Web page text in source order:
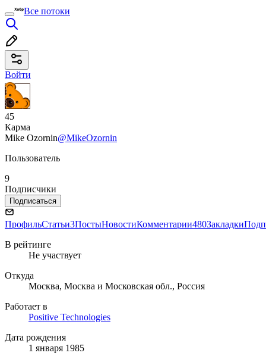
Все потоки
Войти
45
Карма
Mike Ozornin@MikeOzornin
Пользователь
9
Подписчики
Подписаться
ПрофильСтатьи3ПостыНовостиКомментарии480Закладки
В рейтинге
Не участвует
Откуда
Москва, Москва и Московская обл., Россия
Работает в
Positive Technologies
Дата рождения
1 января 1985